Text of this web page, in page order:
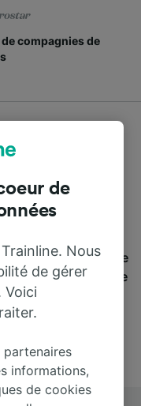
compagnies de
(Allemagne) à
simplement
les temps
train et en bus.
voyage commence
170 compagnies de
vos billets sur
de
Nous
de gérer
Voici
partenaires
informations,
de cookies